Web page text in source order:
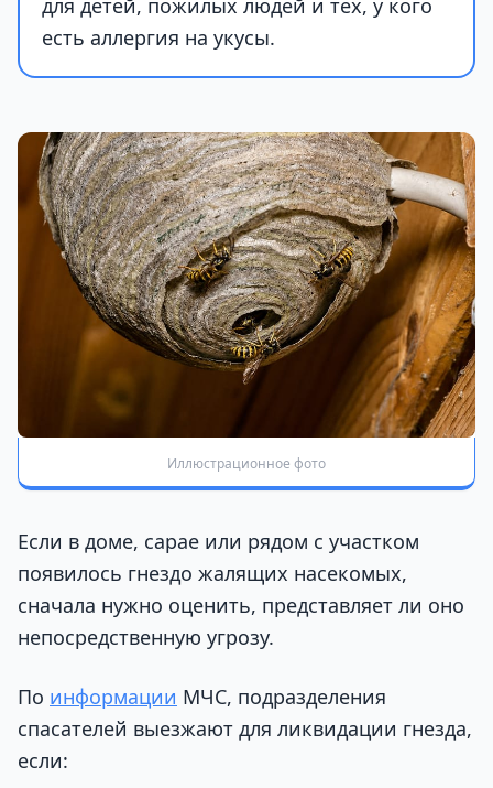
для детей, пожилых людей и тех, у кого
есть аллергия на укусы.
Иллюстрационное фото
Если в доме, сарае или рядом с участком
появилось гнездо жалящих насекомых,
сначала нужно оценить, представляет ли оно
непосредственную угрозу.
По информации МЧС, подразделения
спасателей выезжают для ликвидации гнезда,
если: